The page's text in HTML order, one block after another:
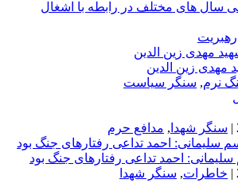
سال های مختلف در رابطه با اشغال
رهبریت
نرم, سنگر سیاست
| سنگر شهدا , مدافع حرم
احمد تداعی رفتارهای جنگ بود
| خاطرات, سنگر شهدا